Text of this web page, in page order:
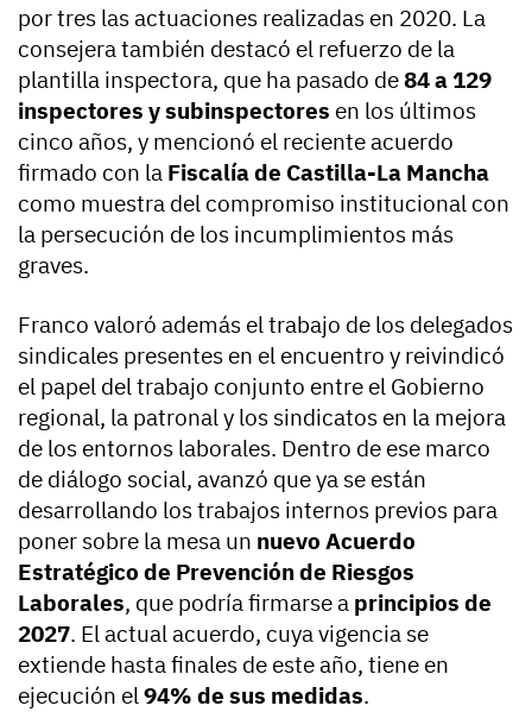
por tres las actuaciones realizadas en 2020. La
consejera también destacó el refuerzo de la
plantilla inspectora, que ha pasado de84 a 129
inspectores y subinspectores en los últimos
cinco años, y mencionó el reciente acuerdo
firmado con la Fiscalía de Castilla-La Mancha
como muestra del compromiso institucional con
la persecución de los incumplimientos más
graves.
Franco valoró además el trabajo de los delegados
sindicales presentes en el encuentro y reivindicó
el papel del trabajo conjunto entre el Gobierno
regional, la patronal y los sindicatos en la mejora
de los entornos laborales. Dentro de ese marco
de diálogo social, avanzó que ya se están
desarrollando los trabajos internos previos para
poner sobre la mesa un nuevo Acuerdo
Estratégico de Prevención de Riesgos
Laborales, que podría firmarse a principios de
2027. El actual acuerdo, cuya vigencia se
extiende hasta finales de este año, tiene en
ejecución el94% de sus medidas.